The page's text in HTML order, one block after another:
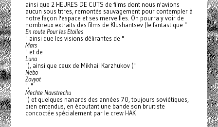
ainsi que 2 HEURES DE CUTS de films dont nous n'avions
aucun sous titres, remontés sauvagement pour contempler à
notre façon l'espace et ses merveilles. On pourra y voir de
nombreux extraits des films de Klushantsev (le fantastique "
En route Pour les Etoiles
" ainsi que les visions délirantes de "
Mars
" et de "
Luna
"), ainsi que ceux de Mikhail Karzhukov ("
Nebo
Zovyot
", "
Mechte Navstrechu
") et quelques nanards des années 70, toujours soviétiques,
bien entendus, en écoutant une bande son bruitiste
concoctée spécialement par le crew HAK